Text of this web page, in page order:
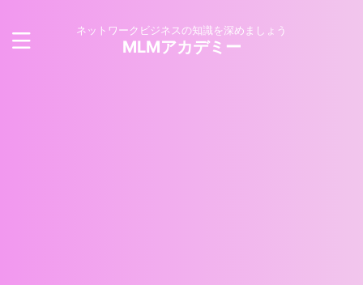
ネットワークビジネスの知識を深めましょう
MLMアカデミー